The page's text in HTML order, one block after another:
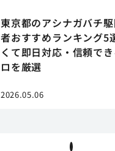
東京都のアシナガバチ
者おすすめランキング5
くて即日対応・信頼で
ロを厳選
2026.05.06